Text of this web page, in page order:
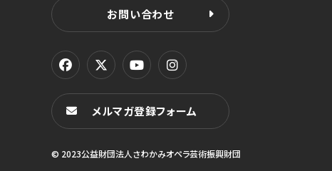
お問い合わせ
メルマガ登録フォーム
© 2023公益財団法人さわかみオペラ芸術振興財団